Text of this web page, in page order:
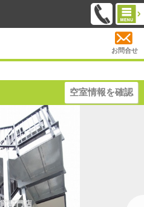
お問合せ
空室情報を確認